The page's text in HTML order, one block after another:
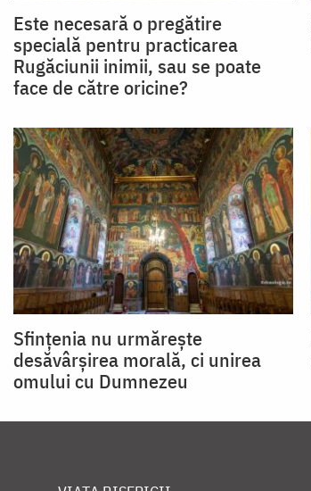
Este necesară o pregătire
specială pentru practicarea
Rugăciunii inimii, sau se poate
face de către oricine?
Sfinţenia nu urmăreşte
desăvârşirea morală, ci unirea
omului cu Dumnezeu